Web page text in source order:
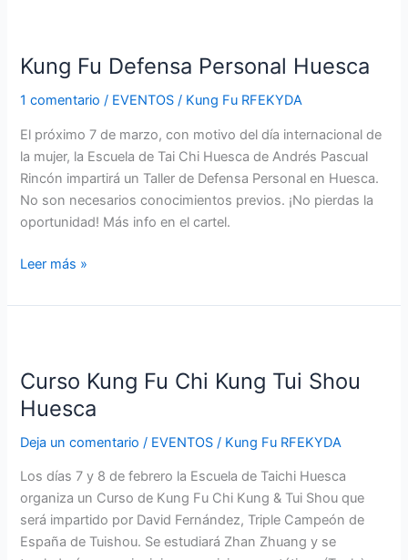
Kung Fu Defensa Personal Huesca
1 comentario / EVENTOS / Kung Fu RFEKYDA
El próximo 7 de marzo, con motivo del día internacional de
la mujer, la Escuela de Tai Chi Huesca de Andrés Pascual
Rincón impartirá un Taller de Defensa Personal en Huesca.
No son necesarios conocimientos previos. ¡No pierdas la
oportunidad! Más info en el cartel.
Defensa
Huesca
Leer más »
Curso Kung Fu Chi Kung Tui Shou
Huesca
Deja un comentario / EVENTOS / Kung Fu RFEKYDA
Los días 7 y 8 de febrero la Escuela de Taichi Huesca
organiza un Curso de Kung Fu Chi Kung & Tui Shou que
será impartido por David Fernández, Triple Campeón de
España de Tuishou. Se estudiará Zhan Zhuang y se
Fu
Chi
Tui
Shou
Huesca